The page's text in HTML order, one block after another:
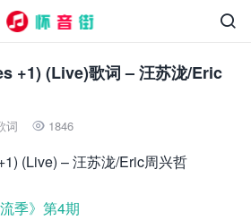

+1) (Live)歌词 – 汪苏泷/Eric
词  1846
(Live) – 汪苏泷/Eric周兴哲
流季》第4期